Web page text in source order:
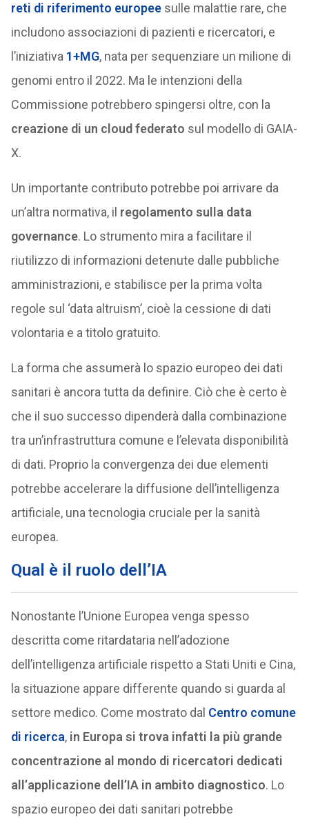
reti di riferimento europeesulle malattie rare, che
includono associazioni di pazienti e ricercatori, e
l’iniziativa 1+MG, nata per sequenziare un milione di
genomi entro il 2022. Ma le intenzioni della
Commissione potrebbero spingersi oltre, con la
creazione di un cloud federato sul modello di GAIA-
X.
Un importante contributo potrebbe poi arrivare da
un’altra normativa, il regolamento sulla data
governance. Lo strumento mira a facilitare il
riutilizzo di informazioni detenute dalle pubbliche
amministrazioni, e stabilisce per la prima volta
regole sul ‘data altruism’, cioè la cessione di dati
volontaria e a titolo gratuito.
La forma che assumerà lo spazio europeo dei dati
sanitari è ancora tutta da definire. Ciò che è certo è
che il suo successo dipenderà dalla combinazione
tra un’infrastruttura comune e l’elevata disponibilità
di dati. Proprio la convergenza dei due elementi
potrebbe accelerare la diffusione dell’intelligenza
artificiale, una tecnologia cruciale per la sanità
europea.
Qual è il ruolo dell’IA
Nonostante l’Unione Europea venga spesso
descritta come ritardataria nell’adozione
dell’intelligenza artificiale rispetto a Stati Uniti e Cina,
la situazione appare differente quando si guarda al
settore medico. Come mostrato dal Centro comune
di ricerca, in Europa si trova infatti la più grande
concentrazione al mondo di ricercatori dedicati
all’applicazione dell’IA in ambito diagnostico. Lo
spazio europeo dei dati sanitari potrebbe